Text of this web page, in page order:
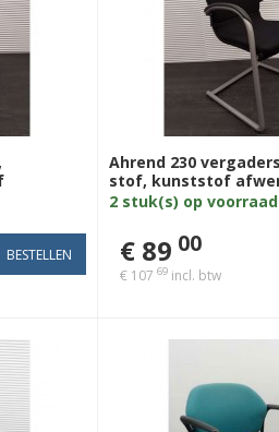
Ahrend 230
stof, kunststof
armleuning,
zilvergrijs slede
2 stuk(s) op
€ 89 00
€ 107 69incl. btw